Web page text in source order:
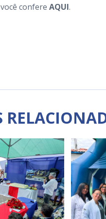
confere AQUI.